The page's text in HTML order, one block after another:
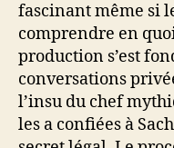
fascinant même si
comprendre en
production s’est
conversations
l’insu du chef
les a confiées à